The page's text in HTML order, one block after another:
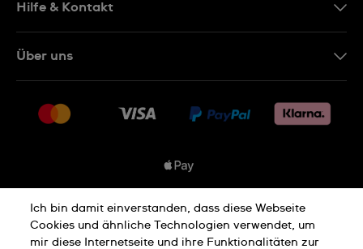
Hilfe & Kontakt
Rücksendung und Entsorgung
Über uns
Jobs
Datenschutzbedingungen
Ich bin damit einverstanden, dass diese Webseite
Cookies und ähnliche Technologien verwendet, um
mir diese Internetseite und ihre Funktionalitäten zur